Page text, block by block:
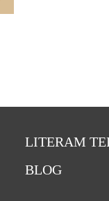
LITERAM
BLOG